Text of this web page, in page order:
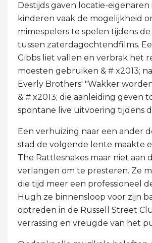
Destijds gaven locatie-
kinderen vaak de mogelijkheid
mimespelers te spelen tijdens
tussen zaterdagochtendfilms.
Gibbs liet vallen en verbrak het
moesten gebruiken & # x2013;
Everly Brothers' "Wakker
& # x2013; die aanleiding geven
spontane live uitvoering tijdens
Een verhuizing naar een ander
stad de volgende lente maakte
The Rattlesnakes maar niet aan
verlangen om te presteren. Ze
die tijd meer een professioneel
Hugh ze binnensloop voor zijn
optreden in de Russell Street
verrassing en vreugde van het